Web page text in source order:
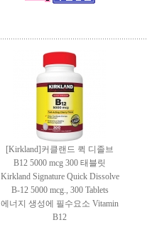
[Kirkland]커클랜드 퀵 디졸브
B12 5000 mcg 300 태블릿
Kirkland Signature Quick Dissolve
B-12 5000 mcg., 300 Tablets
에너지 생성에 필수요소 Vitamin
B12